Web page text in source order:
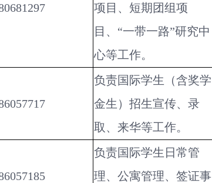
项目、短期团组项
目、“一带一路”研究中
心等工作。
负责国际学生（含奖学
金生）招生宣传、录
取、来华等工作。
负责国际学生日常管
理、公寓管理、签证事